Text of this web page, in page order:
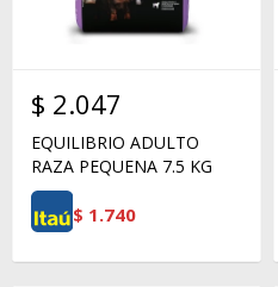
$ 2.047
EQUILIBRIO ADULTO
RAZA PEQUENA 7.5 KG
$ 1.740